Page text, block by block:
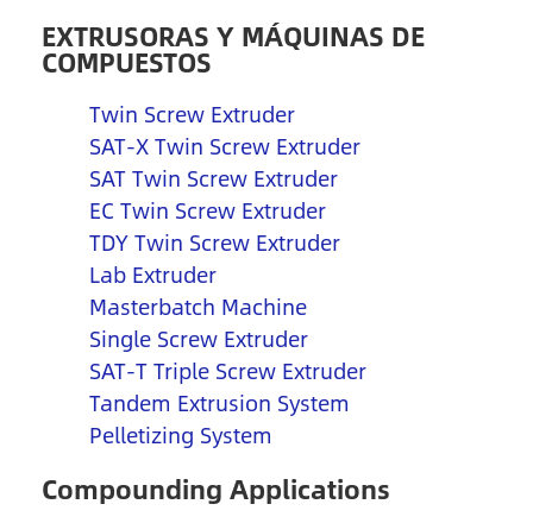
EXTRUSORAS Y MÁQUINAS DE
COMPUESTOS
Twin Screw Extruder
SAT-X Twin Screw Extruder
SAT Twin Screw Extruder
EC Twin Screw Extruder
TDY Twin Screw Extruder
Lab Extruder
Masterbatch Machine
Single Screw Extruder
SAT-T Triple Screw Extruder
Tandem Extrusion System
Pelletizing System
Compounding Applications